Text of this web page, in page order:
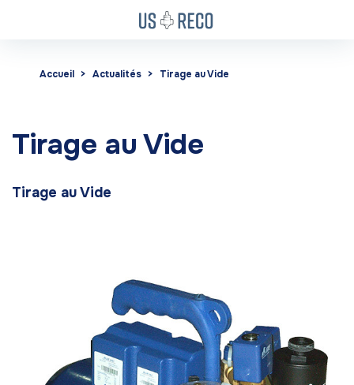
Accueil Actualités Tirage au Vide
Tirage au Vide
Tirage au Vide